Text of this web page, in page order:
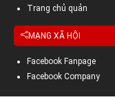
Trang chủ quản
MẠNG XÃ HỘI
Facebook Fanpage
Facebook Company